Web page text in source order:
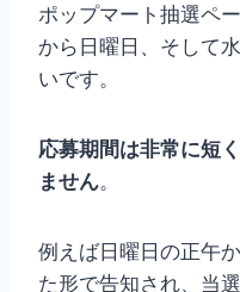
ポップマート抽選ペ
から日曜日、そして
いです。
応募期間は非常に短
ません。
例えば日曜日の正午
た形で告知され、当